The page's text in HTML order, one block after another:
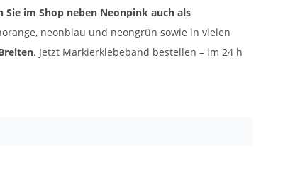
im Shop neben Neonpink auch als
neonblau und neongrün sowie in vielen
. Jetzt Markierklebeband bestellen – im 24 h